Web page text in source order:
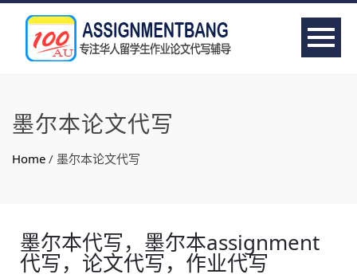
墨尔本论文代写
Home / 墨尔本论文代写
墨尔本代写，墨尔本assignment
代写，论文代写，作业代写